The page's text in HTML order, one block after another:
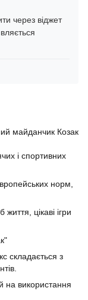
через віджет
майданчик Козак
і спортивних
норм,
цікаві ігри
складається з
на використання